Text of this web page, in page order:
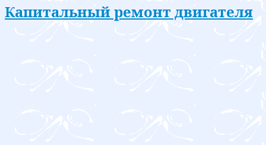
Капитальный ремонт двигателя